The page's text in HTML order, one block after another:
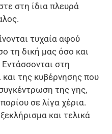
στη ίδια πλευρά
τυχαία αφού
τη δική μας όσο και
στη
και της κυβέρνησης που
της γης,
σε λίγα χέρια.
και τελικά